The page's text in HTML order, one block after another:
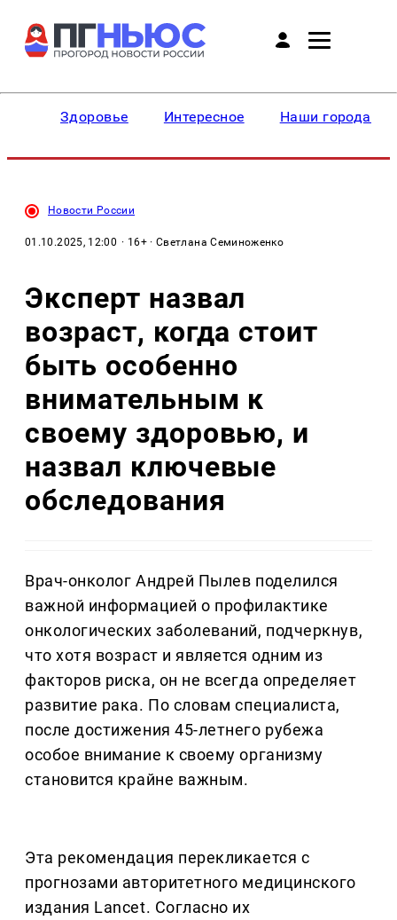
Здоровье Интересное Наши города
Новости России
01.10.2025, 12:00 · 16+ · Светлана Семиноженко
Эксперт назвал
возраст, когда стоит
быть особенно
внимательным к
своему здоровью, и
назвал ключевые
обследования
Врач-онколог Андрей Пылев поделился
важной информацией о профилактике
онкологических заболеваний, подчеркнув,
что хотя возраст и является одним из
факторов риска, он не всегда определяет
развитие рака. По словам специалиста,
после достижения 45-летнего рубежа
особое внимание к своему организму
становится крайне важным.
Эта рекомендация перекликается с
прогнозами авторитетного медицинского
издания Lancet. Согласно их